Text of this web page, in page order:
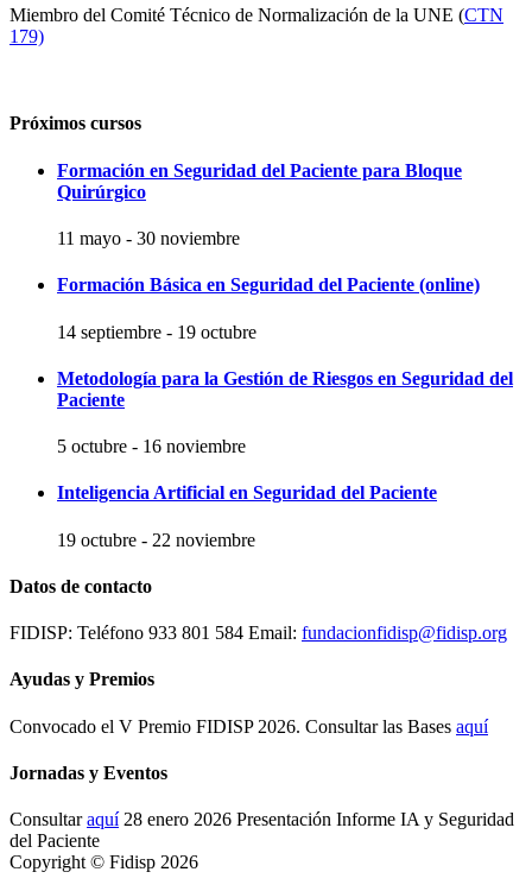
Miembro del Comité Técnico de Normalización de la UNE (CTN
179)
Próximos cursos
Formación en Seguridad del Paciente para Bloque
Quirúrgico
11 mayo - 30 noviembre
Formación Básica en Seguridad del Paciente (online)
14 septiembre - 19 octubre
Metodología para la Gestión de Riesgos en Seguridad del
Paciente
5 octubre - 16 noviembre
Inteligencia Artificial en Seguridad del Paciente
19 octubre - 22 noviembre
Datos de contacto
FIDISP: Teléfono 933 801 584 Email: fundacionfidisp@fidisp.org
Ayudas y Premios
Convocado el V Premio FIDISP 2026. Consultar las Bases aquí
Jornadas y Eventos
Consultaraquí28 enero 2026 Presentación Informe IA y Seguridad
del Paciente
Copyright © Fidisp 2026